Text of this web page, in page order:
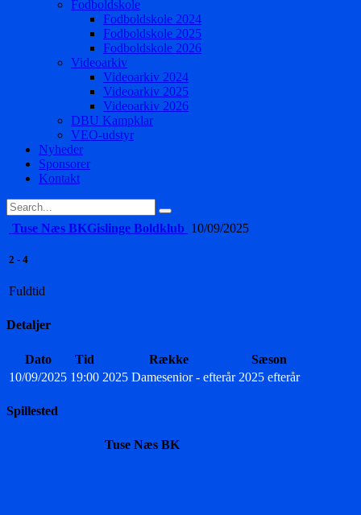
Fodboldskole
Fodboldskole 2024
Fodboldskole 2025
Fodboldskole 2026
Videoarkiv
Videoarkiv 2024
Videoarkiv 2025
Videoarkiv 2026
DBU Kampklar
VEO-udstyr
Nyheder
Sponsorer
Kontakt
Tuse Næs BKGislinge Boldklub 10/09/2025
2 - 4
Fuldtid
Detaljer
Dato Tid Række
Sæson
10/09/2025 19:00 2025 Damesenior - efterår 2025 efterår
Spillested
Tuse Næs BK